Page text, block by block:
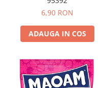
6,90 RON
ADAUGA IN COS